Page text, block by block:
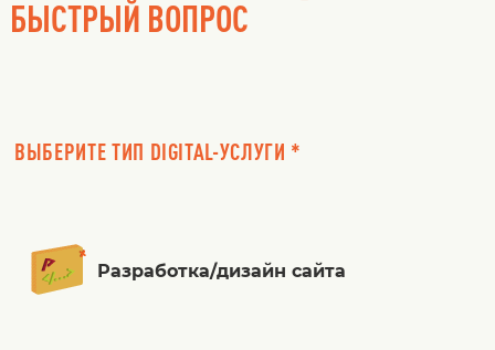
БЫСТРЫЙ ВОПРОС
ВЫБЕРИТЕ ТИП DIGITAL-УСЛУГИ *
Разработка/дизайн сайта